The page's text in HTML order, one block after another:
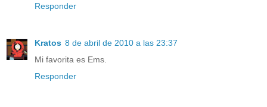
Responder
Kratos 8 de abril de 2010 a las 23:37
Mi favorita es Ems.
Responder